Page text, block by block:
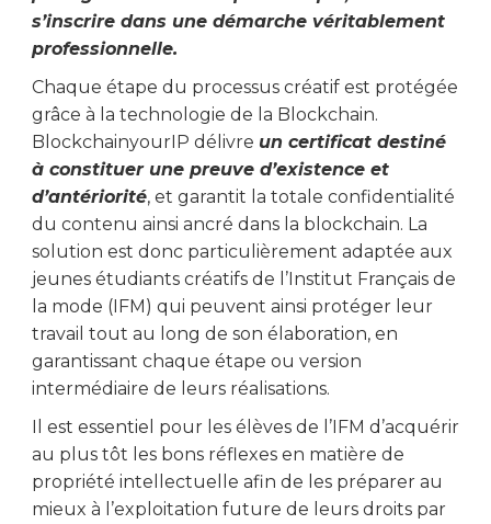
s’inscrire dans une démarche véritablement
professionnelle.
Chaque étape du processus créatif est protégée
grâce à la technologie de la Blockchain.
BlockchainyourIP délivre un certificat destiné
à constituer une preuve d’existence et
d’antériorité, et garantit la totale confidentialité
du contenu ainsi ancré dans la blockchain. La
solution est donc particulièrement adaptée aux
jeunes étudiants créatifs de l’Institut Français de
la mode (IFM) qui peuvent ainsi protéger leur
travail tout au long de son élaboration, en
garantissant chaque étape ou version
intermédiaire de leurs réalisations.
Il est essentiel pour les élèves de l’IFM d’acquérir
au plus tôt les bons réflexes en matière de
propriété intellectuelle afin de les préparer au
mieux à l’exploitation future de leurs droits par